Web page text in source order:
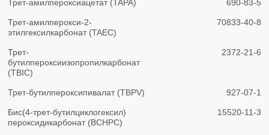
Трет-амилпероксиацетат (TAPA) 690-83-5
Трет-амилперокси-2-
этилгексилкарбонат (TAEC)
70833-40-8
Трет-
бутилпероксиизопропилкарбонат
(TBIC)
2372-21-6
Трет-бутилпероксипивалат (TBPV) 927-07-1
Бис(4-трет-бутилциклогексил)
пероксидикарбонат (BCHPC)
15520-11-3